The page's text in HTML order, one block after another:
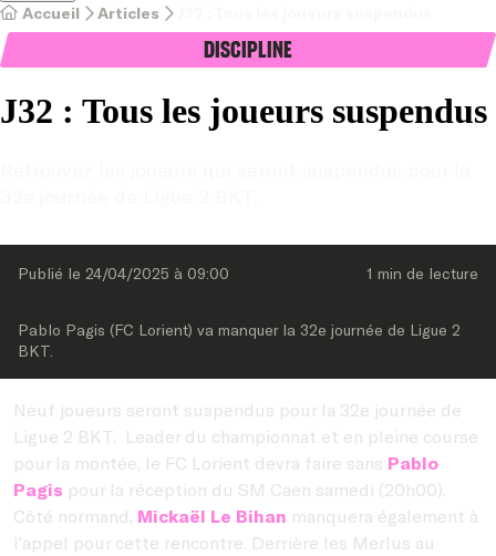
Accueil Articles
Discipline
J32 : Tous les joueurs suspendus
Publié le 24/04/2025 à 09:00 1 min de lecture
Pablo Pagis (FC Lorient) va manquer la 32e journée de Ligue 2
BKT.
Neuf joueurs seront suspendus pour la 32e journée de
Ligue 2 BKT. Leader du championnat et en pleine course
pour la montée, le FC Lorient devra faire sans Pablo
Pagis pour la réception du SM Caen samedi (20h00).
Côté normand, Mickaël Le Bihan manquera également à
l’appel pour cette rencontre. Derrière les Merlus au